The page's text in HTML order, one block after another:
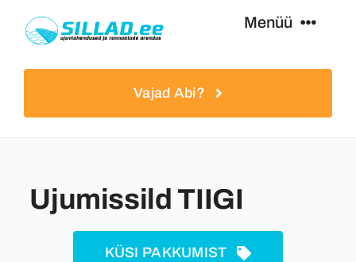
Menüü
Lisavarustus
Vajad Abi?
Ujumissild TIIGI
KÜSI PAKKUMIST